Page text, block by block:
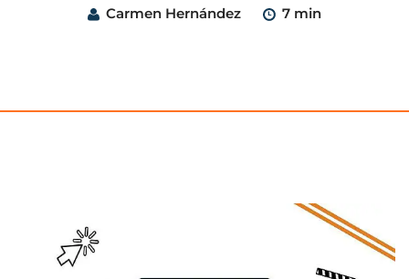
Carmen Hernández 7 min